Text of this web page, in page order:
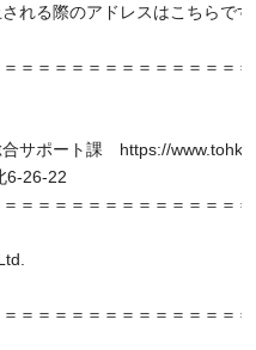
れる際のアドレスはこちらで
＝＝＝＝＝＝＝＝＝＝＝＝＝
ポート課 https://
22
＝＝＝＝＝＝＝＝＝＝＝＝＝
＝＝＝＝＝＝＝＝＝＝＝＝＝